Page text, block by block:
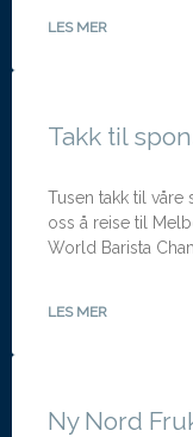
LES MER
Takk til
Tusen takk til
oss å reise til
World Barista
LES MER
Ny Nord